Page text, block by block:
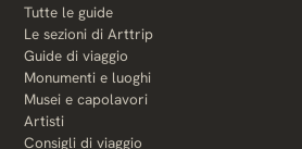
Tutte le guide
Le sezioni di Arttrip
Guide di viaggio
Monumenti e luoghi
Musei e capolavori
Artisti
Consigli di viaggio